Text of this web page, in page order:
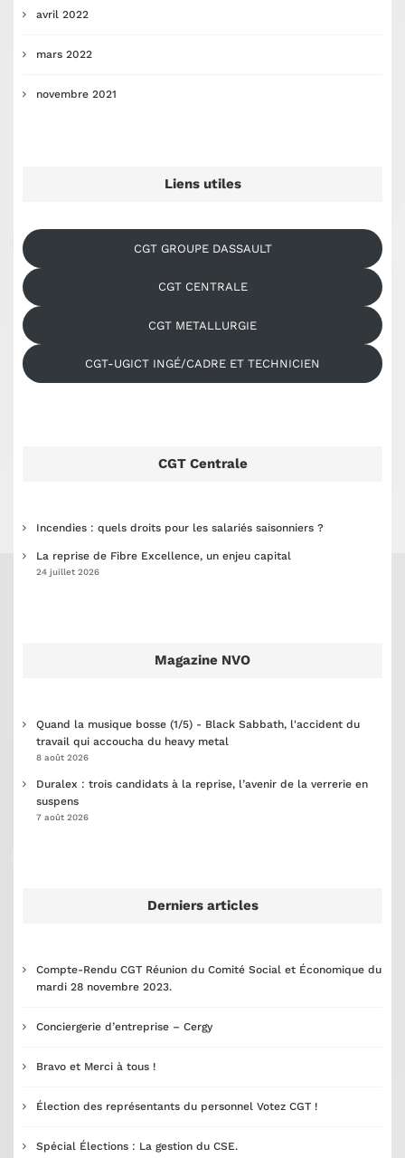
avril 2022
mars 2022
novembre 2021
Liens utiles
CGT GROUPE DASSAULT
CGT CENTRALE
CGT METALLURGIE
CGT-UGICT INGÉ/CADRE ET TECHNICIEN
CGT Centrale
Incendies : quels droits pour les salariés saisonniers ?
La reprise de Fibre Excellence, un enjeu capital
24 juillet 2026
Magazine NVO
Quand la musique bosse (1/5) - Black Sabbath, l'accident du
travail qui accoucha du heavy metal
8 août 2026
Duralex : trois candidats à la reprise, l’avenir de la verrerie en
suspens
7 août 2026
Derniers articles
Compte-Rendu CGT Réunion du Comité Social et Économique du
mardi 28 novembre 2023.
Conciergerie d’entreprise – Cergy
Bravo et Merci à tous !
Élection des représentants du personnel Votez CGT !
Spécial Élections : La gestion du CSE.